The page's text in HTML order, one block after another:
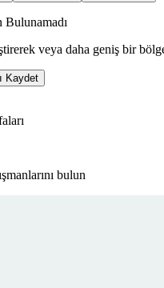
veya daha geniş bir
Kaydet
bulun